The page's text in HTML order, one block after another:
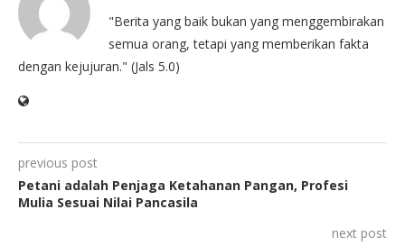
"Berita yang baik bukan yang menggembirakan
semua orang, tetapi yang memberikan fakta
dengan kejujuran." (Jals 5.0)
previous post
Petani adalah Penjaga Ketahanan Pangan, Profesi
Mulia Sesuai Nilai Pancasila
next post